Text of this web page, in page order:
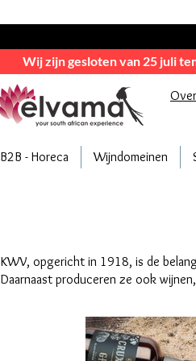
Wij zijn gesloten van 25 juli
B2B - Horeca Wijndomeinen
KWV, opgericht in 1918, is de
Daarnaast produceren ze ook